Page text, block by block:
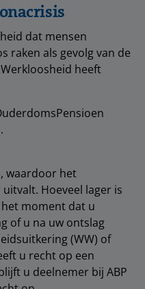
dat mensen
raken als gevolg van de
heeft
waardoor het
Hoeveel lager is
moment dat u
of u na uw ontslag
(WW) of
u recht op een
u deelnemer bij ABP